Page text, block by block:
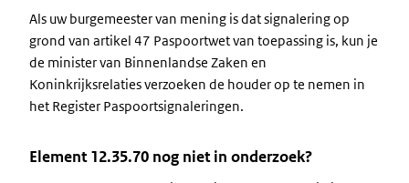
Als uw burgemeester van mening is dat signalering op
grond van artikel 47 Paspoortwet van toepassing is, kun je
de minister van Binnenlandse Zaken en
Koninkrijksrelaties verzoeken de houder op te nemen in
het Register Paspoortsignaleringen.
Element 12.35.70 nog niet in onderzoek?